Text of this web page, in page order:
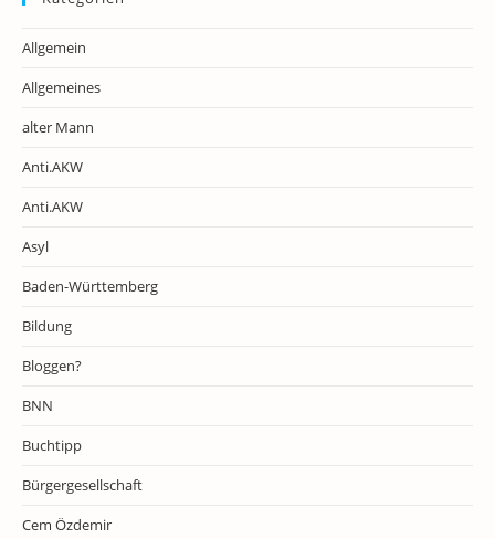
Allgemein
Allgemeines
alter Mann
Anti.AKW
Anti.AKW
Asyl
Baden-Württemberg
Bildung
Bloggen?
BNN
Buchtipp
Bürgergesellschaft
Cem Özdemir